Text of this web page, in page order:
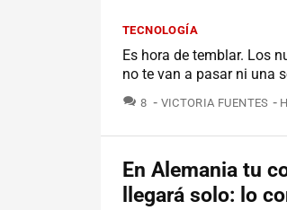
TECNOLOGÍA
Es hora de temblar. Los
no te van a pasar ni una
8 COMENTARIOS
VICTORIA FUENTES
En Alemania tu
llegará solo: lo